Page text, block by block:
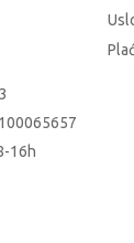
16h